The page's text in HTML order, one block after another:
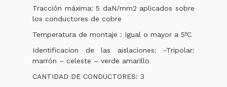
Tracción máxima: 5 daN/mm2 aplicados sobre
los conductores de cobre
Temperatura de montaje : Igual o mayor a 5ºC
Identificacion de las aislaciones: -Tripolar:
marrón – celeste – verde amarillo
CANTIDAD DE CONDUCTORES: 3